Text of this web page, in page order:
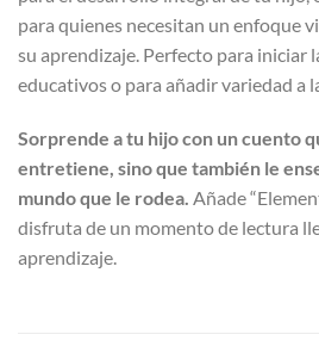
para quienes necesitan un enfoque
su aprendizaje. Perfecto para iniciar
educativos o para añadir variedad a
Sorprende a tu hijo con un cuento
entretiene, sino que también le
mundo que le rodea. Añade
disfruta de un momento de lectura
aprendizaje.